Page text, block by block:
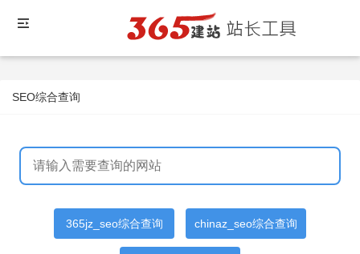
SEO综合查询
365jz_seo综合查询 chinaz_seo综合查询